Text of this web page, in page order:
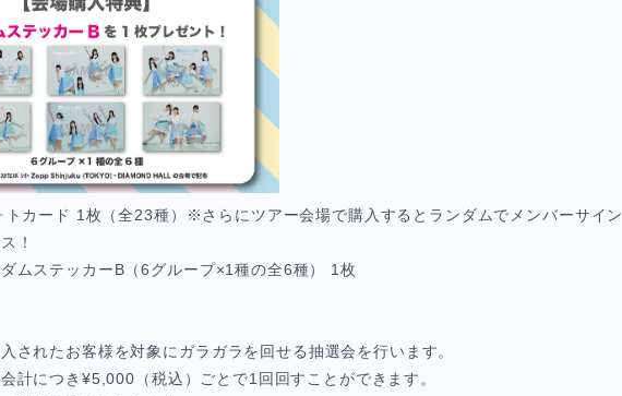
トカード 1枚（全23種）※さらにツアー会場で購入するとランダムでメンバーサイン
！
ムステッカーB（6グループ×1種の全6種） 1枚
されたお客様を対象にガラガラを回せる抽選会を行います。
計につき¥5,000（税込）ごとで1回回すことができます。